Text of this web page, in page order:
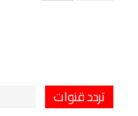
تردد قنوات